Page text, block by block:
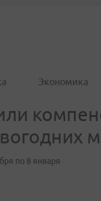
Экономика
по 8 января